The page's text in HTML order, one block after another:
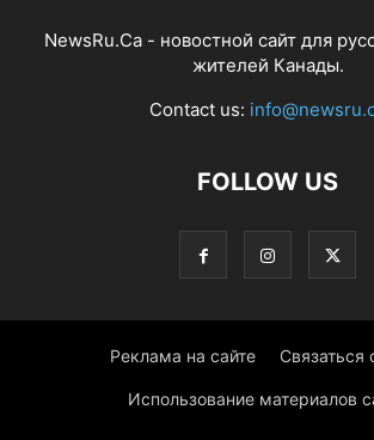
NewsRu.Ca - новостной сайт для
жителей Канады.
Contact us:
FOLLOW US
Реклама на сайте Связаться
Использование материалов